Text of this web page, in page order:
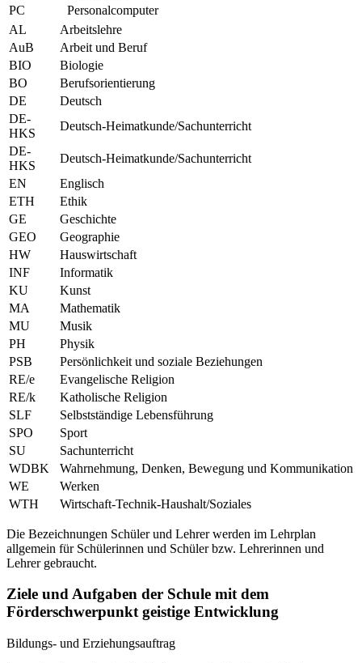
PC
Personalcomputer
AL
Arbeitslehre
AuB
Arbeit und Beruf
BIO
Biologie
BO
Berufsorientierung
DE
Deutsch
DE-
HKS
Deutsch-Heimatkunde/Sachunterricht
DE-
HKS
Deutsch-Heimatkunde/Sachunterricht
EN
Englisch
ETH
Ethik
GE
Geschichte
GEO
Geographie
HW
Hauswirtschaft
INF
Informatik
KU
Kunst
MA
Mathematik
MU
Musik
PH
Physik
PSB
Persönlichkeit und soziale Beziehungen
RE/e
Evangelische Religion
RE/k
Katholische Religion
SLF
Selbstständige Lebensführung
SPO
Sport
SU
Sachunterricht
WDBK
Wahrnehmung, Denken, Bewegung und Kommunikation
WE
Werken
WTH
Wirtschaft-Technik-Haushalt/Soziales
Die Bezeichnungen Schüler und Lehrer werden im Lehrplan
allgemein für Schülerinnen und Schüler bzw. Lehrerinnen und
Lehrer gebraucht.
Ziele und Aufgaben der Schule mit dem
Förderschwerpunkt geistige Entwicklung
Bildungs- und Erziehungsauftrag